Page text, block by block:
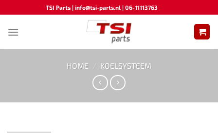
naar
inhoud
TSI Parts | info@tsi-parts.nl | 06-11113763
HOME / KOELSYSTEEM